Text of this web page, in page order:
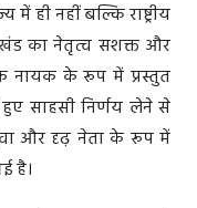
ही नहीं बल्कि राष्ट्रीय
का नेतृत्व सशक्त और
नायक के रूप में प्रस्तुत
साहसी निर्णय लेने से
और दृढ़ नेता के रूप में
है।